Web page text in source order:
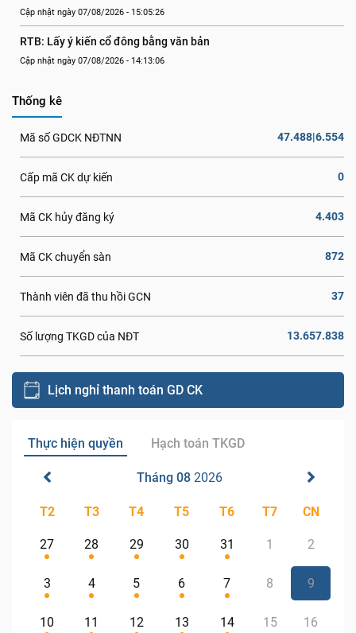
Cập nhật ngày 07/08/2026 - 15:05:26
RTB: Lấy ý kiến cổ đông bằng văn bản
Cập nhật ngày 07/08/2026 - 14:13:06
Thống kê
Mã số GDCK NĐTNN 47.488|6.554
Cấp mã CK dự kiến 0
Mã CK hủy đăng ký 4.403
Mã CK chuyển sàn 872
Thành viên đã thu hồi GCN 37
Số lượng TKGD của NĐT 13.657.838
Lịch nghỉ thanh toán GD CK
Thực hiện quyền Hạch toán TKGD
Tháng 08 2026
T2 T3 T4 T5 T6 T7 CN
27 28 29 30 31 1 2
3 4 5 6 7 8 9
10 11 12 13 14 15 16